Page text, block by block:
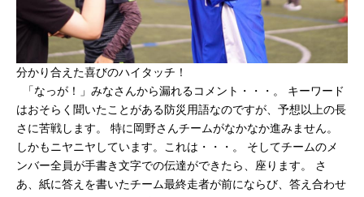
分かり合えた喜びのハイタッチ！
「なっが！」みなさんから漏れるコメント・・・。 キーワード
はおそらく聞いたことがある防災用語なのですが、予想以上の長
さに苦戦します。 特に岡野さんチームがなかなか進みません。
しかもニヤニヤしています。これは・・・。 そしてチームのメ
ンバー全員が手書き文字での伝達ができたら、座ります。 さ
あ、紙に答えを書いたチーム最終走者が前にならび、答え合わせ